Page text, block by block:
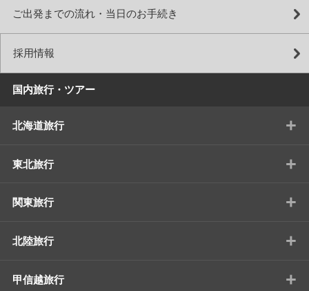
ご出発までの流れ・当日のお手続き
採用情報
国内旅行・ツアー
北海道旅行 +
東北旅行 +
関東旅行 +
北陸旅行 +
甲信越旅行 +